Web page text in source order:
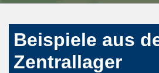
Beispiele aus
Zentrallager